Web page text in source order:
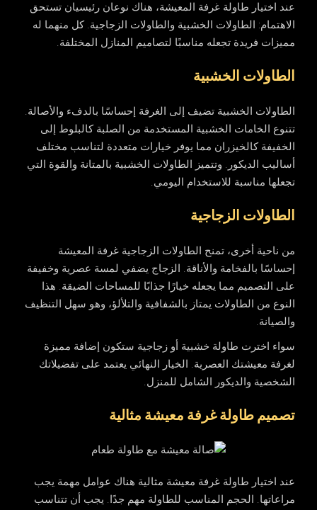
عند اختيار طاولة غرفة المعيشة، هناك نوعان رئيسيان تستحق
الاهتمام: الطاولات الخشبية والطاولات الزجاجية. كل منهما له
مميزات فريدة تجعله مناسبًا لتصاميم المنازل المختلفة.
الطاولات الخشبية
الطاولات الخشبية تضيف إلى الغرفة إحساسًا بالدفء والأصالة.
تتنوع الخامات الخشبية المستخدمة من الصلبة كالبلوط إلى
الخفيفة كالخيزران مما يوفر خيارات متعددة لتناسب مختلف
أساليب الديكور. وتتميز الطاولات الخشبية بالمتانة والقوة التي
تجعلها مناسبة للاستخدام اليومي.
الطاولات الزجاجية
من ناحية أخرى، تمنح الطاولات الزجاجية غرفة المعيشة
إحساسًا بالفخامة والأناقة. الزجاج يضفي لمسة عصرية وخفيفة
على التصميم مما يجعله خيارًا جذابًا للمساحات الضيقة. هذا
النوع من الطاولات يمتاز بالشفافية والتلألؤ، وهو سهل التنظيف
والصيانة.
سواء اخترت طاولة خشبية أو زجاجية ستكون إضافة مميزة
لغرفة معيشتك العصرية. الخيار النهائي يعتمد على تفضيلاتك
الشخصية والديكور الشامل للمنزل.
تصميم طاولة غرفة معيشة مثالية
عند اختيار طاولة غرفة معيشة مثالية هناك عوامل مهمة يجب
مراعاتها. الحجم المناسب للطاولة مهم جدًا. يجب أن تتناسب